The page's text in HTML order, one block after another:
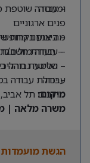
ומנוסה
– עבודה שוטפת
פנים ארגוניים
– ביצוע בקרות
– עבודה מול
– הטמעת
עבודה
מה אנחנו
– תעודת חשב/
– שליטה גבוהה
– יכולת עבודה
מרובים
מיקום: תל
משרה מלאה |
הגשת מועמדות